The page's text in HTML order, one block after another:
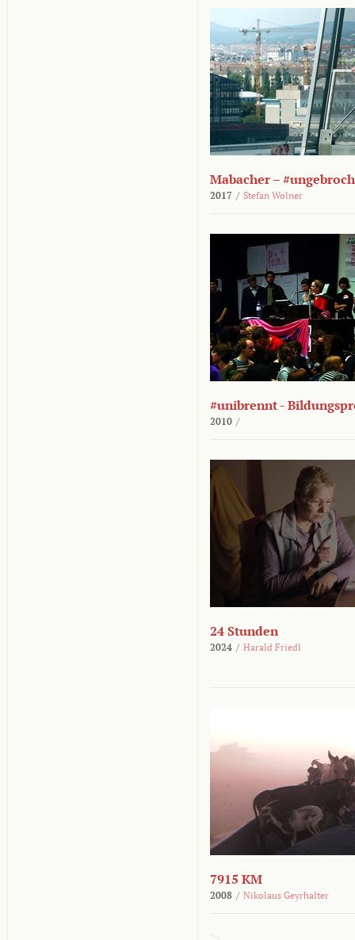
Mabacher –
2017 / Stefan Wolner
#unibrennt -
2010 /
24 Stunden
2024 / Harald Friedl
7915 KM
2008 / Nikolaus Geyrhalter